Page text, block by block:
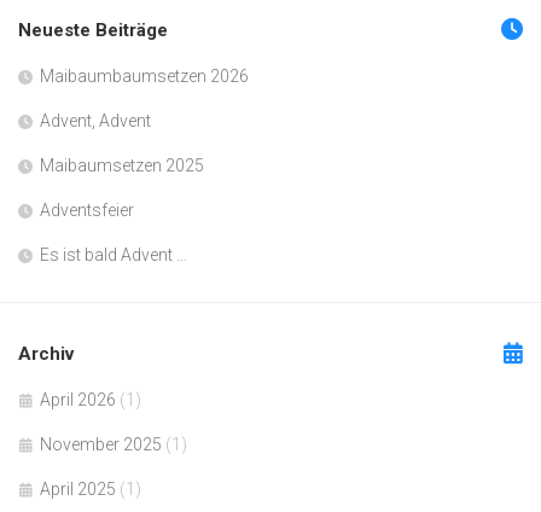
Neueste Beiträge
Maibaumbaumsetzen 2026
Advent, Advent
Maibaumsetzen 2025
Adventsfeier
Es ist bald Advent …
Archiv
April 2026 (1)
November 2025 (1)
April 2025 (1)